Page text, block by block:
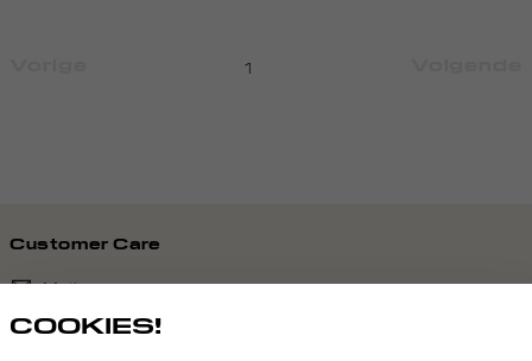
1
Customer Care
Mail ons
COOKIES!